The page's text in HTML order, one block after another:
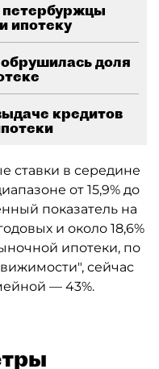
ипотеку
доля
кредитов
ставки в середине
от 15,9% до
показатель на
и около 18,6%
ипотеки, по
сейчас
— 43%.